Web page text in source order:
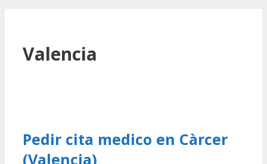
Valencia
Pedir cita medico en Càrcer
(Valencia)